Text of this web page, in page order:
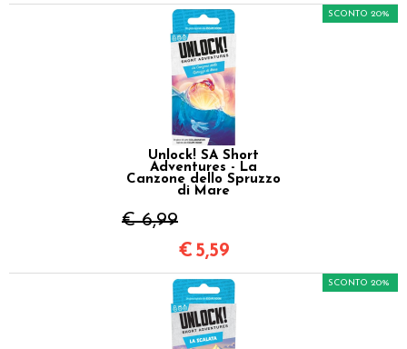
Unlock! SA Short
Adventures - La
Canzone dello Spruzzo
di Mare
€ 6,99
SCONTO 20%
€ 5,59
SCONTO 20%